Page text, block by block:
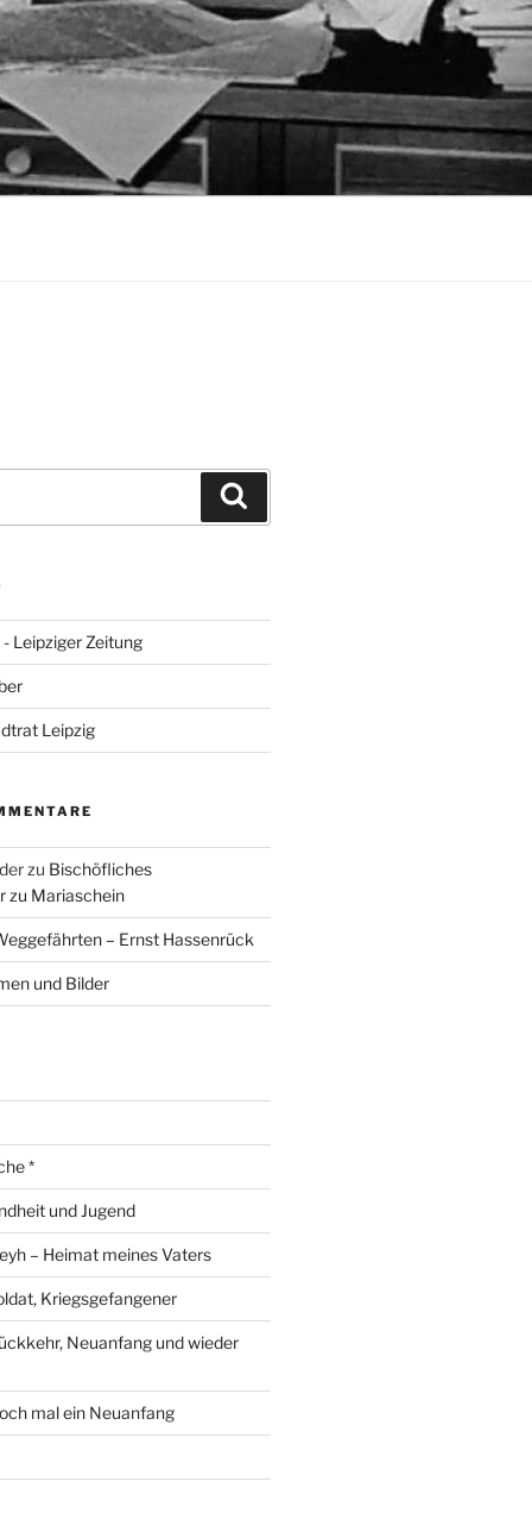
Leipziger Zeitung
Leipzig
zu Bischöfliches
zu Mariaschein
– Ernst Hassenrück
und Bilder
*
und Jugend
– Heimat meines Vaters
Kriegsgefangener
Neuanfang und wieder
mal ein Neuanfang